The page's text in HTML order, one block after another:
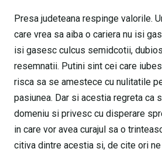
Presa judeteana respinge valorile.
care vrea sa aiba o cariera nu isi
isi gasesc culcus semidcotii,
resemnatii. Putini sint cei care
risca sa se amestece cu nulitatile
pasiunea. Dar si acestia regreta ca
domeniu si privesc cu disperare
in care vor avea curajul sa o
citiva dintre acestia si, de cite ori